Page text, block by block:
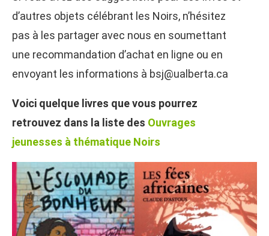
d’autres objets célébrant les Noirs, n’hésitez
pas à les partager avec nous en soumettant
une recommandation d’achat en ligne ou en
envoyant les informations à bsj@ualberta.ca
Voici quelque livres que vous pourrez
retrouvez dans la liste des Ouvrages
jeunesses à thématique Noirs